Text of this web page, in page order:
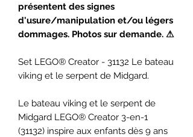
présentent des signes
d'usure/manipulation et/ou légers
dommages. Photos sur demande. ⚠
Set LEGO® Creator - 31132 Le bateau
viking et le serpent de Midgard.
Le bateau viking et le serpent de
Midgard LEGO® Creator 3-en-1
(31132) inspire aux enfants dès 9 ans